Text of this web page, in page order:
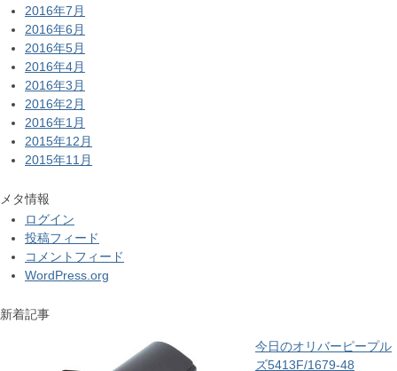
2016年7月
2016年6月
2016年5月
2016年4月
2016年3月
2016年2月
2016年1月
2015年12月
2015年11月
メタ情報
ログイン
投稿フィード
コメントフィード
WordPress.org
新着記事
今日のオリバーピープル
ズ5413F/1679-48